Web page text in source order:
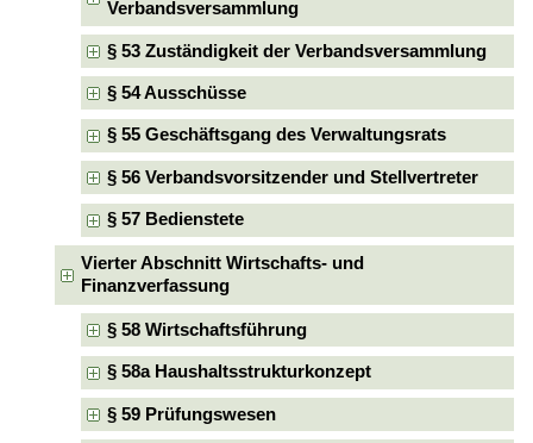
Verbandsversammlung
§ 53 Zuständigkeit der Verbandsversammlung
§ 54 Ausschüsse
§ 55 Geschäftsgang des Verwaltungsrats
§ 56 Verbandsvorsitzender und Stellvertreter
§ 57 Bedienstete
Vierter Abschnitt Wirtschafts- und
Finanzverfassung
§ 58 Wirtschaftsführung
§ 58a Haushaltsstrukturkonzept
§ 59 Prüfungswesen